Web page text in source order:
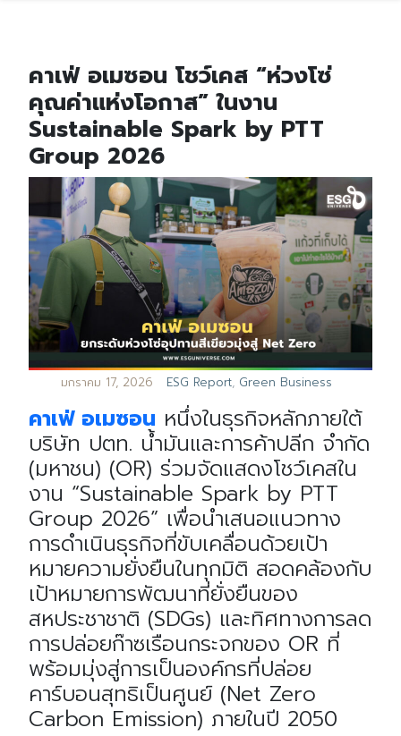
คาเฟ่ อเมซอน โชว์เคส “ห่วงโซ่
คุณค่าแห่งโอกาส” ในงาน
Sustainable Spark by PTT
Group 2026
มกราคม 17, 2026 ESG Report, Green Business
คาเฟ่ อเมซอน หนึ่งในธุรกิจหลักภายใต้
บริษัท ปตท. น้ำมันและการค้าปลีก จำกัด
(มหาชน) (OR) ร่วมจัดแสดงโชว์เคสใน
งาน “Sustainable Spark by PTT
Group 2026” เพื่อนำเสนอแนวทาง
การดำเนินธุรกิจที่ขับเคลื่อนด้วยเป้า
หมายความยั่งยืนในทุกมิติ สอดคล้องกับ
เป้าหมายการพัฒนาที่ยั่งยืนของ
สหประชาชาติ (SDGs) และทิศทางการลด
การปล่อยก๊าซเรือนกระจกของ OR ที่
พร้อมมุ่งสู่การเป็นองค์กรที่ปล่อย
คาร์บอนสุทธิเป็นศูนย์ (Net Zero
Carbon Emission) ภายในปี 2050